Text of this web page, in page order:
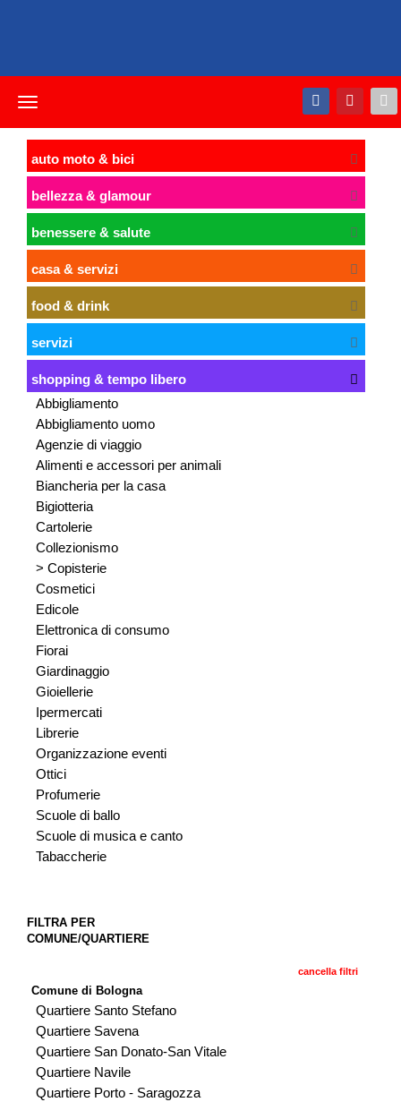
Toggle
auto moto & bici
bellezza & glamour
benessere & salute
casa & servizi
food & drink
servizi
shopping & tempo libero
Abbigliamento
Abbigliamento uomo
Agenzie di viaggio
Alimenti e accessori per animali
Biancheria per la casa
Bigiotteria
Cartolerie
Collezionismo
> Copisterie
Cosmetici
Edicole
Elettronica di consumo
Fiorai
Giardinaggio
Gioiellerie
Ipermercati
Librerie
Organizzazione eventi
Ottici
Profumerie
Scuole di ballo
Scuole di musica e canto
Tabaccherie
FILTRA PER
COMUNE/QUARTIERE
cancella filtri
Comune di Bologna
Quartiere Santo Stefano
Quartiere Savena
Quartiere San Donato-San Vitale
Quartiere Navile
Quartiere Porto - Saragozza